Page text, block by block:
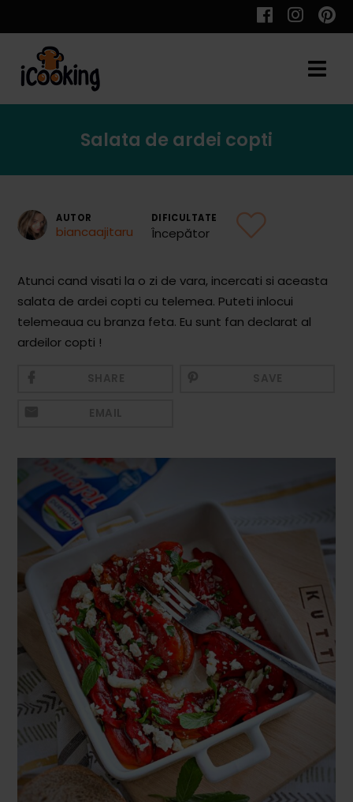
Toate Reţetele
Aperitive
Aperitive Calde
Aperitive Reci
Băuturi calde
Băuturi reci
Cocktail-uri
Smoothies
Ceva Dulce
Biscuiți, Bomboane și
Fursecuri
Brioșe și Checuri
Budinci, Jeleuri și Sufleuri
Cheesecake
Cozonaci
Deserturi Sănătoase
Plăcinte, Tarte și Rulade
Salata de ardei copti
AUTOR
biancaajitaru
DIFICULTATE
Începător
Atunci cand visati la o zi de vara, incercati si aceasta
salata de ardei copti cu telemea. Puteti inlocui
telemeaua cu branza feta. Eu sunt fan declarat al
ardeilor copti !